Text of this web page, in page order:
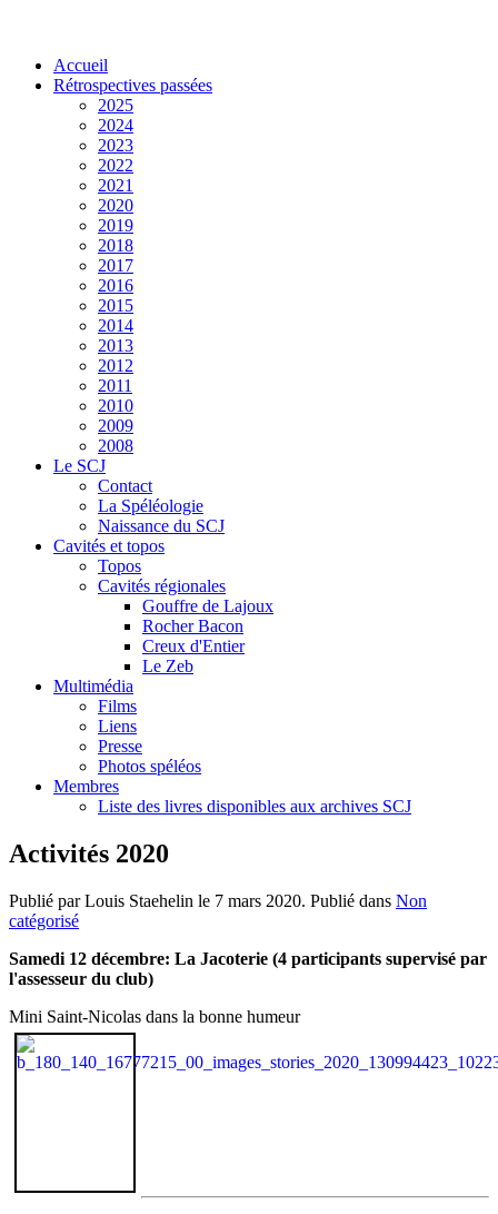
Accueil
Rétrospectives passées
2025
2024
2023
2022
2021
2020
2019
2018
2017
2016
2015
2014
2013
2012
2011
2010
2009
2008
Le SCJ
Contact
La Spéléologie
Naissance du SCJ
Cavités et topos
Topos
Cavités régionales
Gouffre de Lajoux
Rocher Bacon
Creux d'Entier
Le Zeb
Multimédia
Films
Liens
Presse
Photos spéléos
Membres
Liste des livres disponibles aux archives SCJ
Activités 2020
Publié par Louis Staehelin le 7 mars 2020. Publié dans Non
catégorisé
Samedi 12 décembre: La Jacoterie (4 participants supervisé par
l'assesseur du club)
Mini Saint-Nicolas dans la bonne humeur